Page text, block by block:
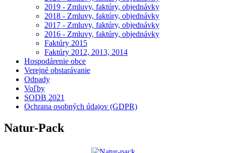
2019 - Zmluvy, faktúry, objednávky
2018 - Zmluvy, faktúry, objednávky
2017 - Zmluvy, faktúry, objednávky
2016 - Zmluvy, faktúry, objednávky
Faktúry 2015
Faktúry 2012, 2013, 2014
Hospodárenie obce
Verejné obstarávanie
Odpady
Voľby
SODB 2021
Ochrana osobných údajov (GDPR)
Natur-Pack